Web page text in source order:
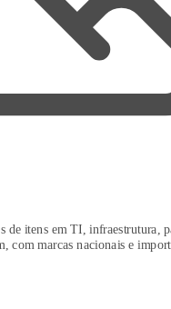
de itens em TI, infraestrutura,
com marcas nacionais e